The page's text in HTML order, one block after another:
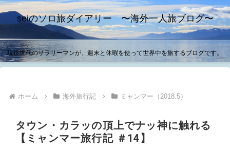
seiのソロ旅ダイアリー 〜海外一人旅ブログ〜
現役世代のサラリーマンが、週末と休暇を使って世界中を旅するブログです。
ホーム 海外旅行記 ミャンマー（2018.5）
タウン・カラッの頂上でナッ神に触れる
【ミャンマー旅行記 ＃14】